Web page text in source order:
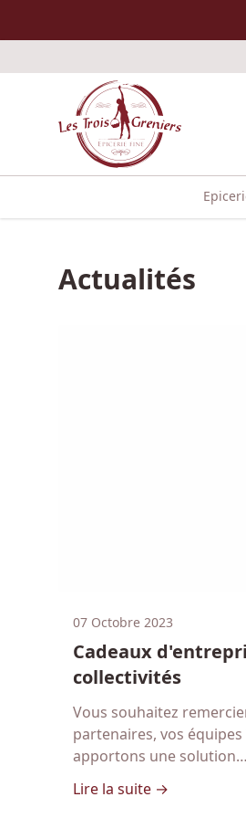
Actualités
07 Octobre 2023
Cadeaux
collectivités
Vous souhaitez
partenaires, vos équipes
apportons une solution…
Lire la suite →